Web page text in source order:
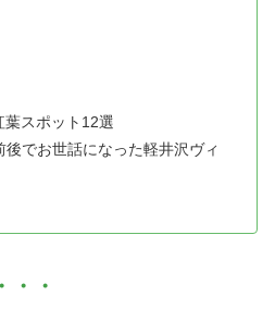
葉スポット12選
後でお世話になった軽井沢ヴィ
・・